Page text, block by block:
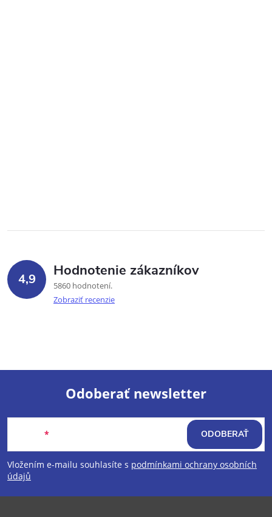
4,9 Hodnotenie zákazníkov
5860 hodnotení
Zobraziť recenzie
Z
á
p
Odoberať newsletter
Vložením e-mailu souhlasíte s podmínkami ochrany osobních
údajů
ODOBERAŤ